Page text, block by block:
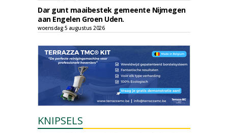
Dar gunt maaibestek gemeente Nijmegen
aan Engelen Groen Uden.
woensdag 5 augustus 2026
KNIPSELS